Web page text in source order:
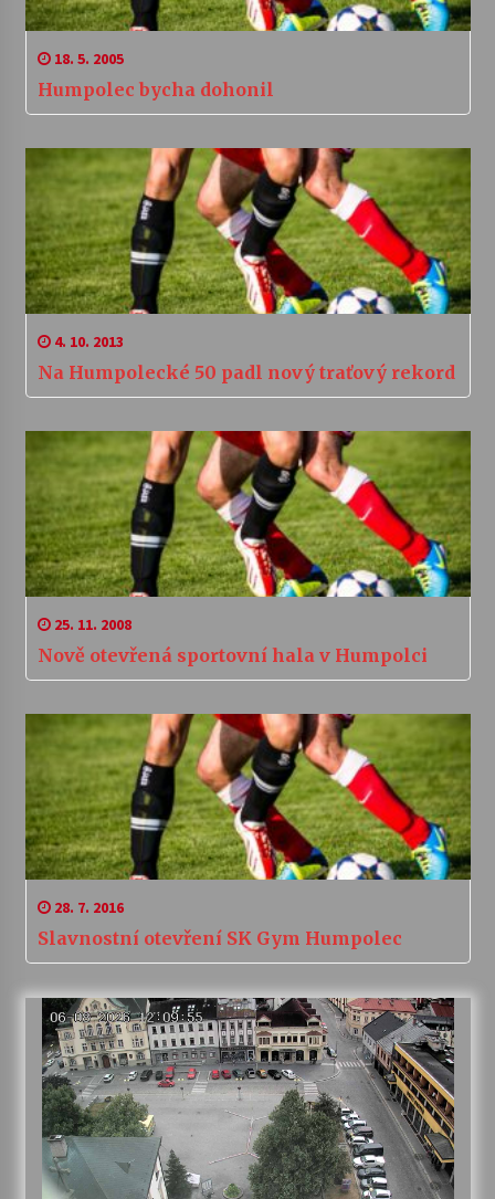
18. 5. 2005
Humpolec bycha dohonil
4. 10. 2013
Na Humpolecké 50 padl nový traťový rekord
25. 11. 2008
Nově otevřená sportovní hala v Humpolci
28. 7. 2016
Slavnostní otevření SK Gym Humpolec